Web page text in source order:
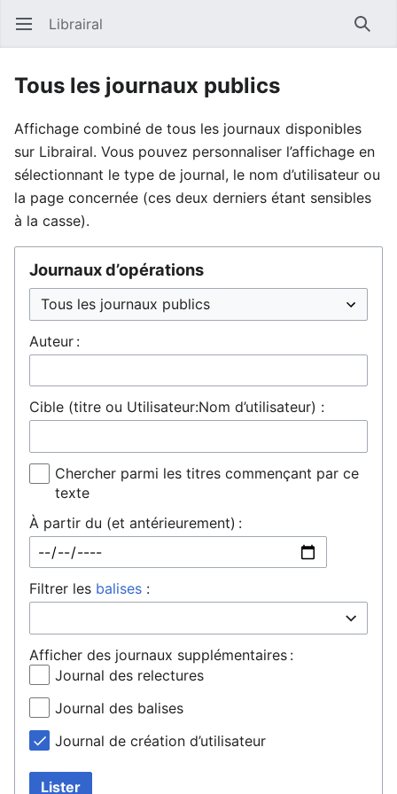
Ouvrir le menu principal Librairal
Tous les journaux publics
Affichage combiné de tous les journaux disponibles
sur Librairal. Vous pouvez personnaliser l’affichage en
sélectionnant le type de journal, le nom d’utilisateur ou
la page concernée (ces deux derniers étant sensibles
à la casse).
Journaux d’opérations
Auteur :
Cible (titre ou Utilisateur:Nom d’utilisateur) :
Chercher parmi les titres commençant par ce
texte
À partir du (et antérieurement) :
Filtrer les balises :
Afficher des journaux supplémentaires :
Journal des relectures
Journal des balises
Journal de création d’utilisateur
Lister